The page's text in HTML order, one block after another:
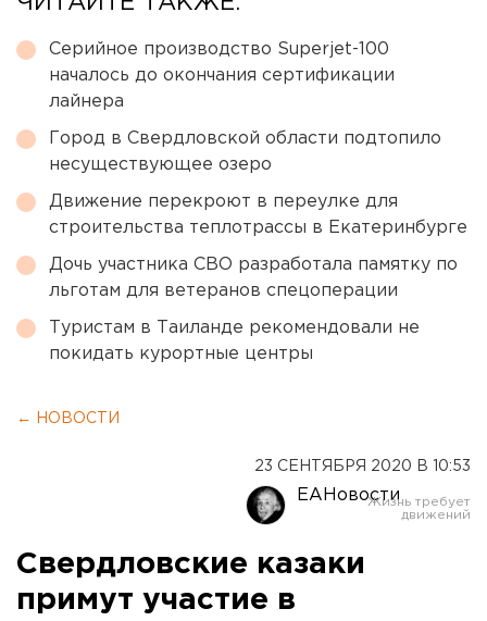
Серийное производство Superjet-100
началось до окончания сертификации
лайнера
Город в Свердловской области подтопило
несуществующее озеро
Движение перекроют в переулке для
строительства теплотрассы в Екатеринбурге
Дочь участника СВО разработала памятку по
льготам для ветеранов спецоперации
Туристам в Таиланде рекомендовали не
покидать курортные центры
← НОВОСТИ
23 СЕНТЯБРЯ 2020 В 10:53
ЕАНовости
Свердловские казаки
примут участие в